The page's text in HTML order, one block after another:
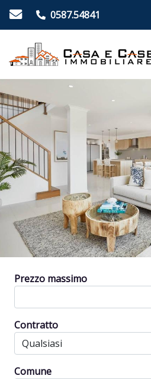
0587.54841
Prezzo massimo
Contratto
Comune